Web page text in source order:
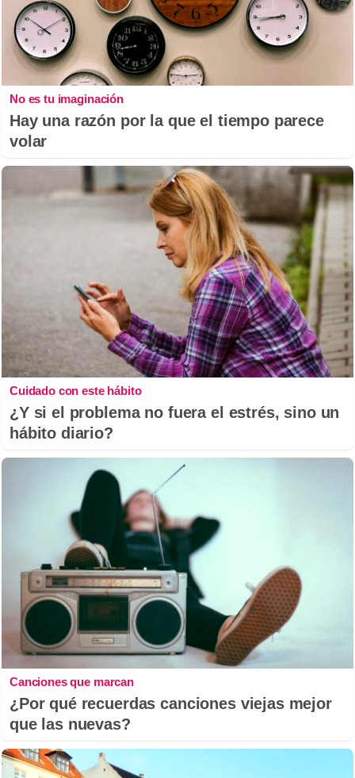
No es tu imaginación
Hay una razón por la que el tiempo parece
volar
Cuidado con este hábito
¿Y si el problema no fuera el estrés, sino un
hábito diario?
Canciones que marcan
¿Por qué recuerdas canciones viejas mejor
que las nuevas?